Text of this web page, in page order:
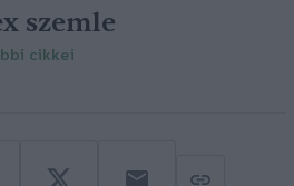
szemle
cikkei